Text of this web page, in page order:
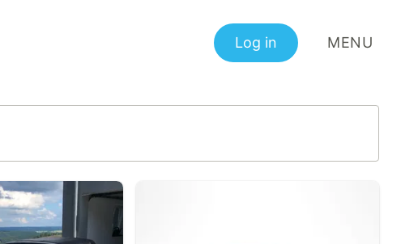
Log in MENU